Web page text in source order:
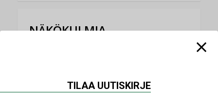
NÄKÖKULMIA
TILAA UUTISKIRJE